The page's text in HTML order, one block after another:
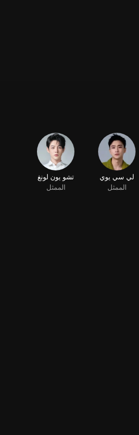
لي سي يوي
الممثل
تشو يون لونغ
الممثل